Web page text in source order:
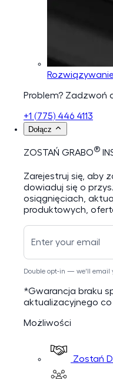
Problem? Zadzwoń
+1 (775) 446 4113
Dołącz
ZOSTAŃ GRABO®
Zarejestruj się, aby
dowiaduj się o
osiągnięciach,
produktowych,
Double opt-in — we'll email
*Gwarancja braku
aktualizacyjnego co
Możliwości
Zostań